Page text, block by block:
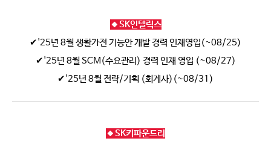
🔸SK인텔릭스
✔'25년 8월 생활가전 기능안 개발 경력 인재영입(~08/25)
✔'25년 8월 SCM(수요관리) 경력 인재 영입 (~08/27)
✔'25년 8월 전략/기획 (회계사)(~08/31)
🔸SK키파운드리